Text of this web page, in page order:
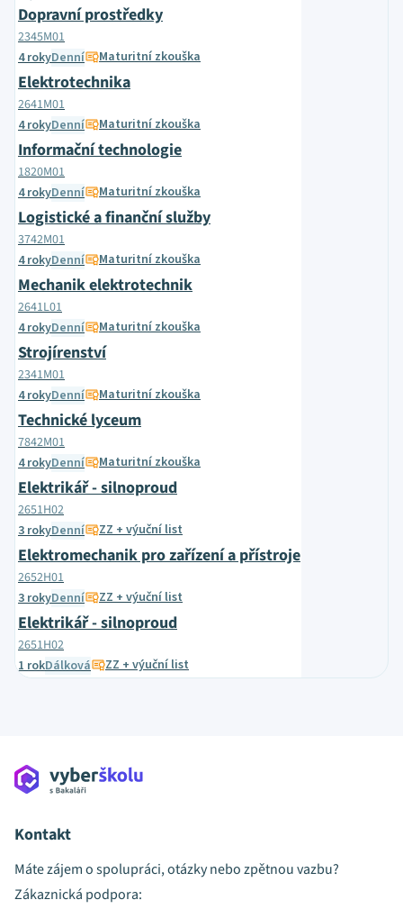
Dopravní prostředky
2345M01
4 rokyDenní Maturitní zkouška
Elektrotechnika
2641M01
4 rokyDenní Maturitní zkouška
Informační technologie
1820M01
4 rokyDenní Maturitní zkouška
Logistické a finanční služby
3742M01
4 rokyDenní Maturitní zkouška
Mechanik elektrotechnik
2641L01
4 rokyDenní Maturitní zkouška
Strojírenství
2341M01
4 rokyDenní Maturitní zkouška
Technické lyceum
7842M01
4 rokyDenní Maturitní zkouška
Elektrikář - silnoproud
2651H02
3 rokyDenní ZZ + výuční list
Elektromechanik pro zařízení a přístroje
2652H01
3 rokyDenní ZZ + výuční list
Elektrikář - silnoproud
2651H02
1 rokDálková ZZ + výuční list
Kontakt
Máte zájem o spolupráci, otázky nebo zpětnou vazbu?
Zákaznická podpora: